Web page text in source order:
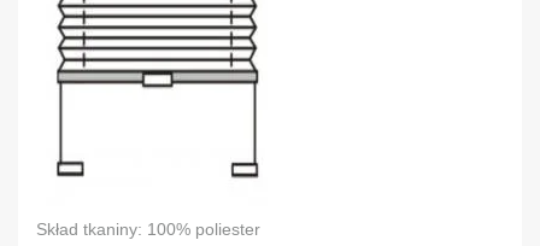
Skład tkaniny: 100% poliester